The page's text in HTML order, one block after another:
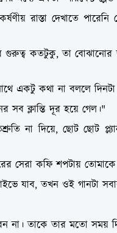
রাস্তা দেখাতে পারেনি
কতটুকু, তা বোঝানোর
একটু কথা না বললে
সব ক্লান্তি দূর হয়ে গেল।"
না দিয়ে, ছোট ছোট
সেরা কফি শপটায় তোমাকে
যাব, তখন ওই গানটা
না। তাকে তার মতো সময়